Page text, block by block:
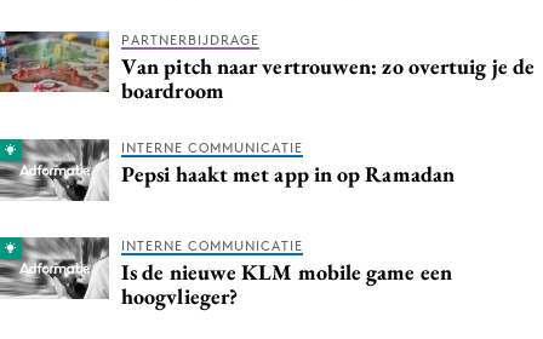
PARTNERBIJDRAGE
Van pitch naar vertrouwen: zo overtuig je de
boardroom
INTERNE COMMUNICATIE
Pepsi haakt met app in op Ramadan
INTERNE COMMUNICATIE
Is de nieuwe KLM mobile game een
hoogvlieger?